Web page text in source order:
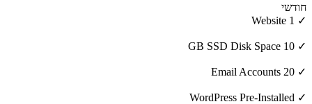
חודשי
✓ 1 Website
✓ 10 GB SSD Disk Space
✓ 20 Email Accounts
✓ WordPress Pre-Installed